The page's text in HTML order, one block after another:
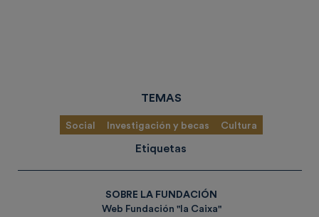
TEMAS
Social Investigación y becas Cultura
Etiquetas
SOBRE LA FUNDACIÓN
Web Fundación "la Caixa"